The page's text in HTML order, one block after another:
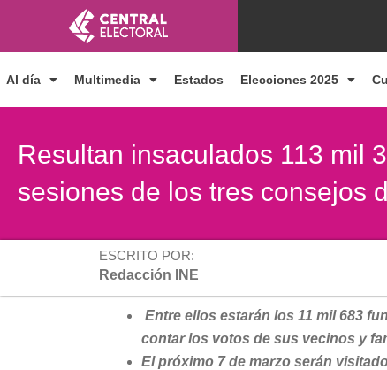
contenido
Al día Multimedia Estados Elecciones 2025
Resultan insaculados 113 mil
sesiones de los tres consejos
ESCRITO POR:
Redacción INE
Entre ellos estarán los 11 mil 683
contar los votos de sus vecinos y
El próximo 7 de marzo serán